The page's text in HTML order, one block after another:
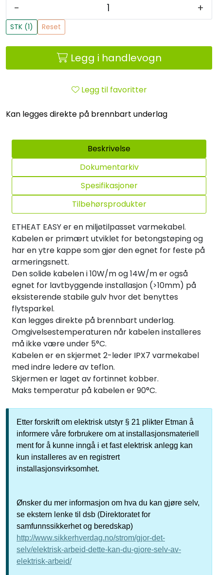
- +
STK (1) Reset
Legg i handlevogn
Legg til favoritter
Kan legges direkte på brennbart underlag
Beskrivelse
Dokumentarkiv
Spesifikasjoner
Tilbehørsprodukter
ETHEAT EASY er en miljøtilpasset varmekabel.
Kabelen er primært utviklet for betongstøping og
har en ytre kappe som gjør den egnet for feste på
armeringsnett.
Den solide kabelen i 10W/m og 14W/m er også
egnet for lavtbyggende installasjon (>10mm) på
eksisterende stabile gulv hvor det benyttes
flytsparkel.
Kan legges direkte på brennbart underlag.
Omgivelsestemperaturen når kabelen installeres
må ikke være under 5°C.
Kabelen er en skjermet 2-leder IPX7 varmekabel
med indre ledere av teflon.
Skjermen er laget av fortinnet kobber.
Maks temperatur på kabelen er 90°C.
Etter forskrift om elektrisk utstyr § 21 plikter Etman å
informere våre forbrukere om at installasjonsmateriell
ment for å kunne inngå i et fast elektrisk anlegg kan
kun installeres av en registrert
installasjonsvirksomhet.
Ønsker du mer informasjon om hva du kan gjøre selv,
se ekstern lenke til dsb (Direktoratet for
samfunnssikkerhet og beredskap)
http://www.sikkerhverdag.no/strom/gjor-det-
selv/elektrisk-arbeid-dette-kan-du-gjore-selv-av-
elektrisk-arbeid/